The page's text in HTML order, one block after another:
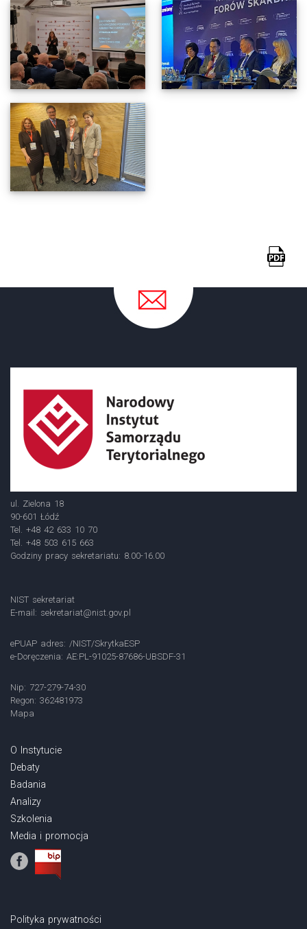
ul. Zielona 18
90-601 Łódź
Tel. +48 42 633 10 70
Tel. +48 503 615 663
Godziny pracy sekretariatu: 8.00-16.00
NIST sekretariat
E-mail: sekretariat@nist.gov.pl
ePUAP adres: /NIST/SkrytkaESP
e-Doręczenia: AE:PL-91025-87686-UBSDF-31
Nip: 727-279-74-30
Regon: 362481973
Mapa
O Instytucie
Debaty
Badania
Analizy
Szkolenia
Media i promocja
Polityka prywatności